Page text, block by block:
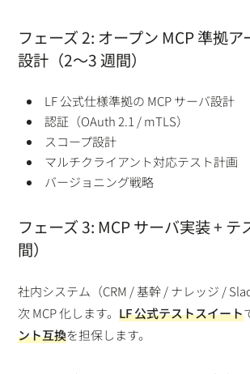
フェーズ 2: オープン MCP 準拠
設計（2〜3 週間）
LF 公式仕様準拠の MCP サーバ設計
認証（OAuth 2.1 / mTLS）
スコープ設計
マルチクライアント対応テスト計画
バージョニング戦略
フェーズ 3: MCP サーバ実装 + テ
間）
社内システム（CRM / 基幹 / ナレッジ /
次 MCP 化します。LF 公式テストスイート
ント互換を担保します。